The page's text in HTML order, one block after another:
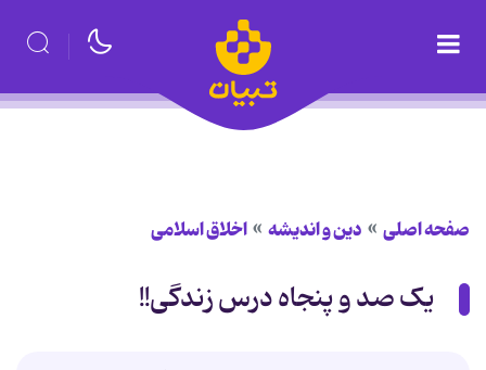
صفحه اصلی دین و اندیشه اخلاق اسلامی
یک صد و پنجاه درس زندگی!!